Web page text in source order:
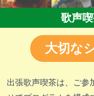
歌声
大切な
出張歌声喫茶は、ご参